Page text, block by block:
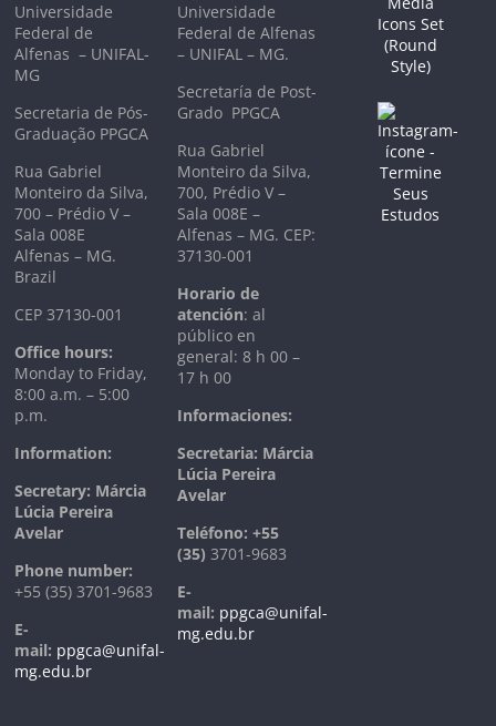
Universidade
Federal de
Alfenas – UNIFAL-
MG
Secretaria de Pós-
Graduação PPGCA
Rua Gabriel
Monteiro da Silva,
700 – Prédio V –
Sala 008E
Alfenas – MG.
Brazil
CEP 37130-001
Office hours:
Monday to Friday,
8:00 a.m. – 5:00
p.m.
Information:
Secretary: Márcia
Lúcia Pereira
Avelar
Phone number:
+55 (35) 3701-9683
E-
mail: ppgca@unifal-
mg.edu.br
Universidade
Federal de Alfenas
– UNIFAL – MG.
Secretaría de Post-
Grado PPGCA
Rua Gabriel
Monteiro da Silva,
700, Prédio V –
Sala 008E –
Alfenas – MG. CEP:
37130-001
Horario de
atención: al
público en
general: 8 h 00 –
17 h 00
Informaciones:
Secretaria: Márcia
Lúcia Pereira
Avelar
Teléfono: +55
(35)3701-9683
E-
mail: ppgca@unifal-
mg.edu.br